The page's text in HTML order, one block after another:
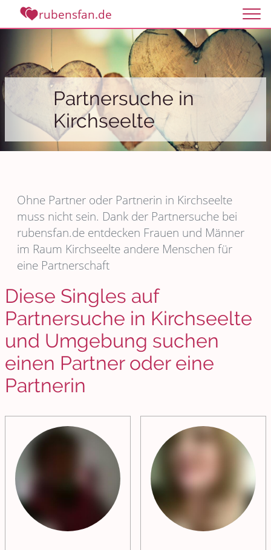
rubensfan.de
Partnersuche in
Kirchseelte
Ohne Partner oder Partnerin in Kirchseelte
muss nicht sein. Dank der Partnersuche bei
rubensfan.de entdecken Frauen und Männer
im Raum Kirchseelte andere Menschen für
eine Partnerschaft
Diese Singles auf
Partnersuche in Kirchseelte
und Umgebung suchen
einen Partner oder eine
Partnerin